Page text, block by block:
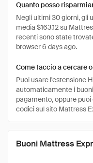
Quanto posso
Negli ultimi 30 giorni, gli
media $163.12 su
recenti sono state
browser 6 days ago.
Come faccio a cercare
Puoi usare l'estensione
automaticamente i
pagamento, oppure
codici sul sito Mattress
Buoni Mattress